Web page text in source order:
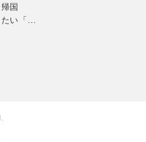
国
い「...